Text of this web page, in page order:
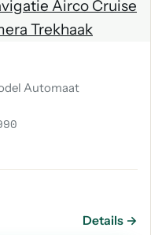
Automaat
Details →